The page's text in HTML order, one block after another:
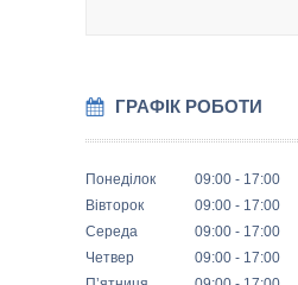
ГРАФІК РОБОТИ
Понеділок 09:00
17:00
Вівторок
09:00
17:00
Середа
09:00
17:00
Четвер
09:00
17:00